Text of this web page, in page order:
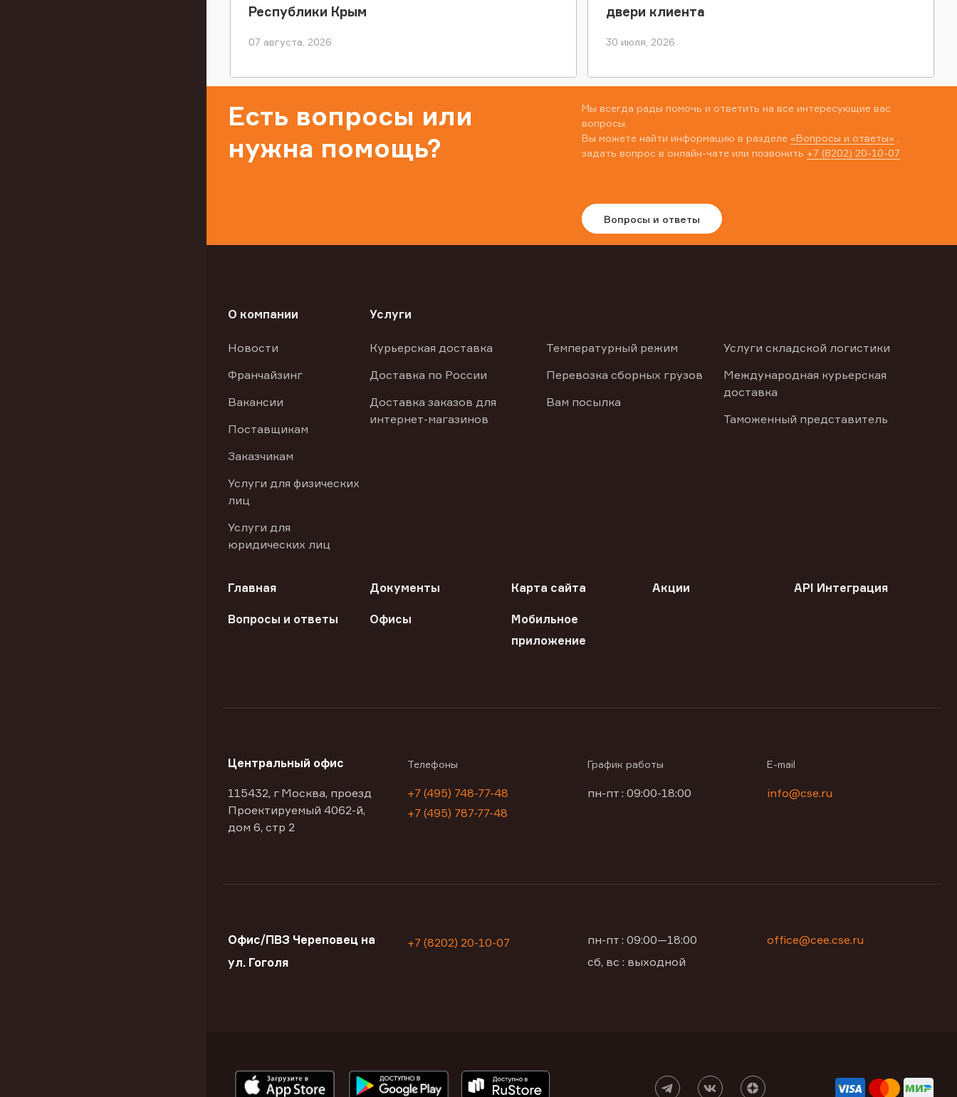
Республики Крым
07 августа, 2026
двери клиента
30 июля, 2026
Есть вопросы или
нужна помощь?
Мы всегда рады помочь и ответить на все интересующие вас
вопросы.
Вы можете найти информацию в разделе «Вопросы и ответы»
задать вопрос в онлайн-чате или позвонить +7 (8202) 20-10-07
Вопросы и ответы
О компании
Новости
Франчайзинг
Вакансии
Поставщикам
Заказчикам
Услуги для физических
лиц
Услуги для
юридических лиц
Услуги
Курьерская доставка
Доставка по России
Доставка заказов для
интернет-магазинов
Температурный режим
Перевозка сборных грузов
Вам посылка
Услуги складской логистики
Международная курьерская
доставка
Таможенный представитель
Главная Документы Карта сайта Акции API Интеграция
Вопросы и ответы Офисы
Мобильное
приложение
Центральный офис
115432, г Москва, проезд
Проектируемый 4062-й,
дом 6, стр 2
Телефоны
+7 (495) 748-77-48
+7 (495) 787-77-48
График работы
пн-пт : 09:00-18:00
E-mail
info@cse.ru
Офис/ПВЗ Череповец на
ул. Гоголя
+7 (8202) 20-10-07
пн-пт : 09:00—18:00
сб, вс : выходной
office@сее.cse.ru